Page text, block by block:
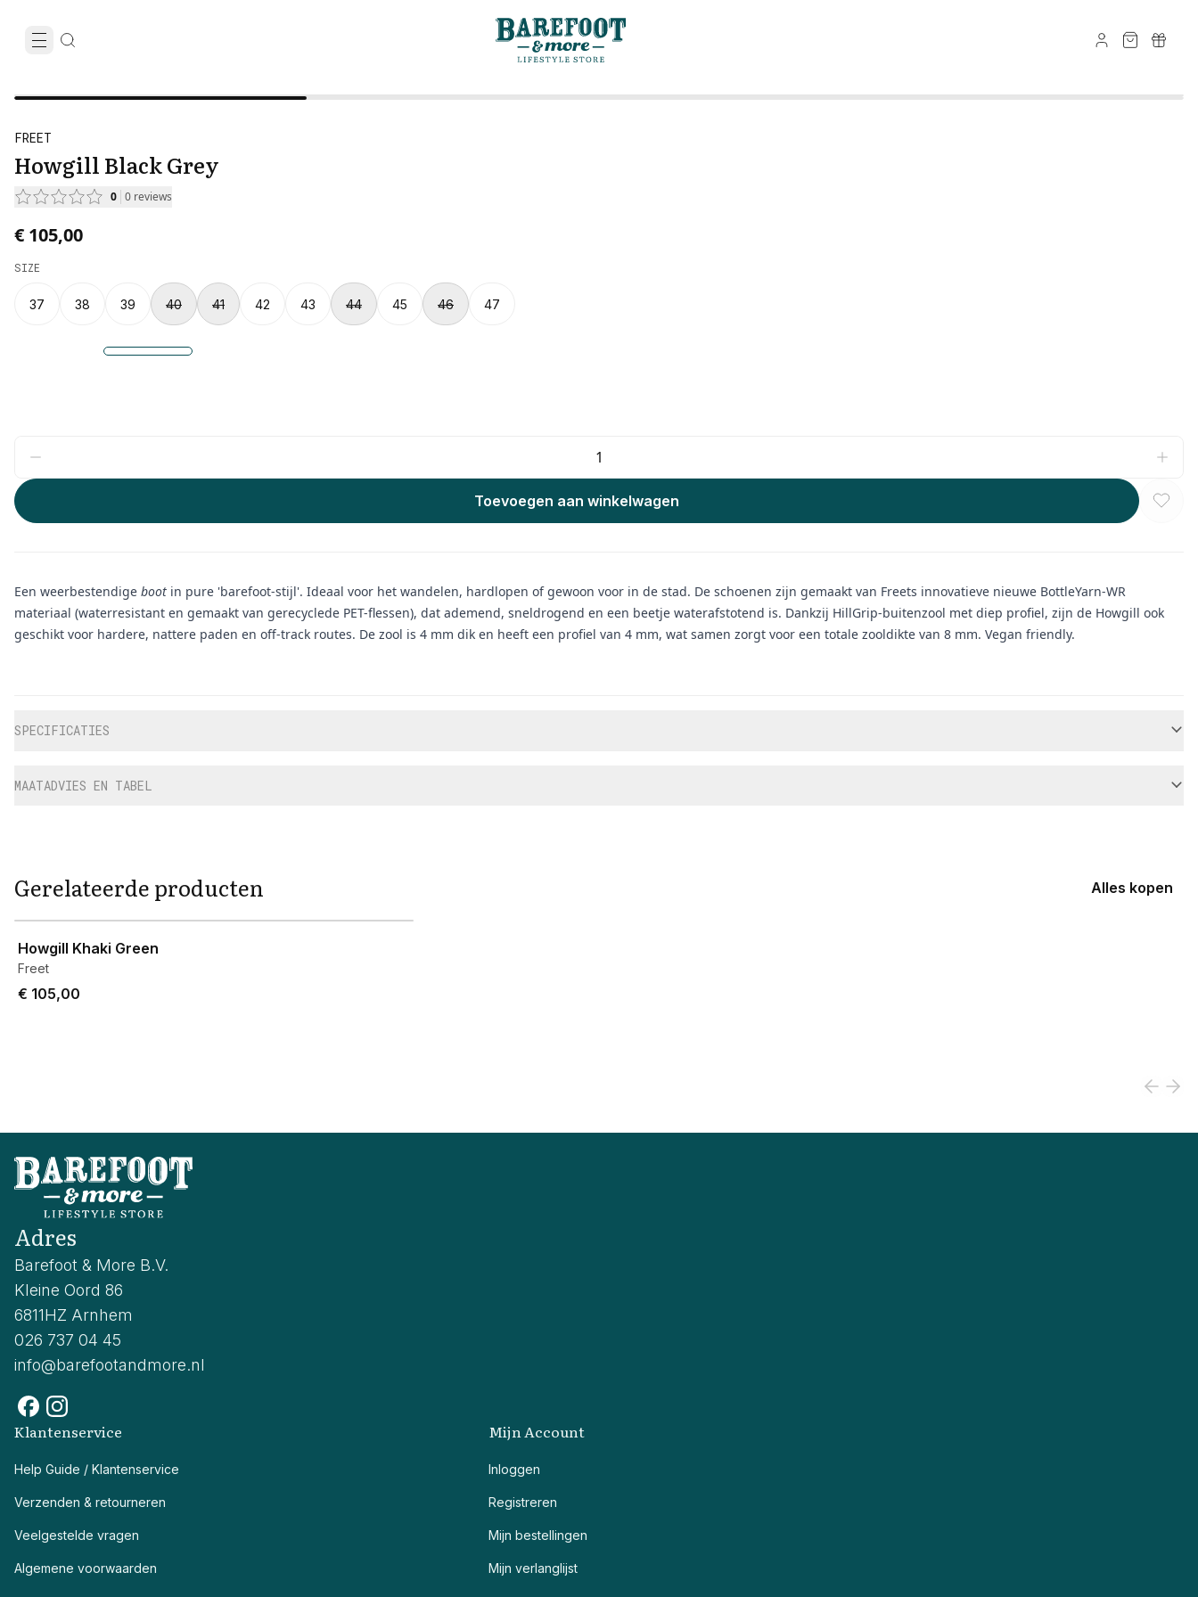
FREET
Howgill Black Grey
0 0 reviews
€ 105,00
SIZE
37 38 39 40 41 42 43 44 45 46 47
Toevoegen aan winkelwagen
Een weerbestendige boot in pure 'barefoot-stijl'. Ideaal voor het wandelen, hardlopen of gewoon voor in de stad. De schoenen zijn gemaakt van Freets innovatieve nieuwe BottleYarn-WR
materiaal (waterresistant en gemaakt van gerecyclede PET-flessen), dat ademend, sneldrogend en een beetje waterafstotend is. Dankzij HillGrip-buitenzool met diep profiel, zijn de Howgill ook
geschikt voor hardere, nattere paden en off-track routes. De zool is 4 mm dik en heeft een profiel van 4 mm, wat samen zorgt voor een totale zooldikte van 8 mm. Vegan friendly.
SPECIFICATIES
MAATADVIES EN TABEL
Gerelateerde producten Alles kopen
Howgill Khaki Green
Freet
€ 105,00
Adres
Barefoot & More B.V.
Kleine Oord 86
6811HZ Arnhem
026 737 04 45
info@barefootandmore.nl
Klantenservice
Help Guide / Klantenservice
Verzenden & retourneren
Veelgestelde vragen
Algemene voorwaarden
Mijn Account
Inloggen
Registreren
Mijn bestellingen
Mijn verlanglijst